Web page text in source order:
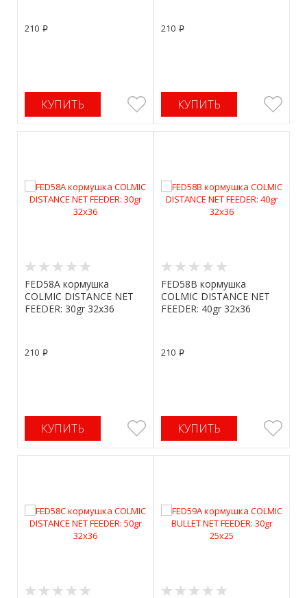
210 p
КУПИТЬ
210 p
КУПИТЬ
FED58A кормушка
COLMIC DISTANCE NET
FEEDER: 30gr 32x36
210 p
КУПИТЬ
FED58B кормушка
COLMIC DISTANCE NET
FEEDER: 40gr 32x36
210 p
КУПИТЬ